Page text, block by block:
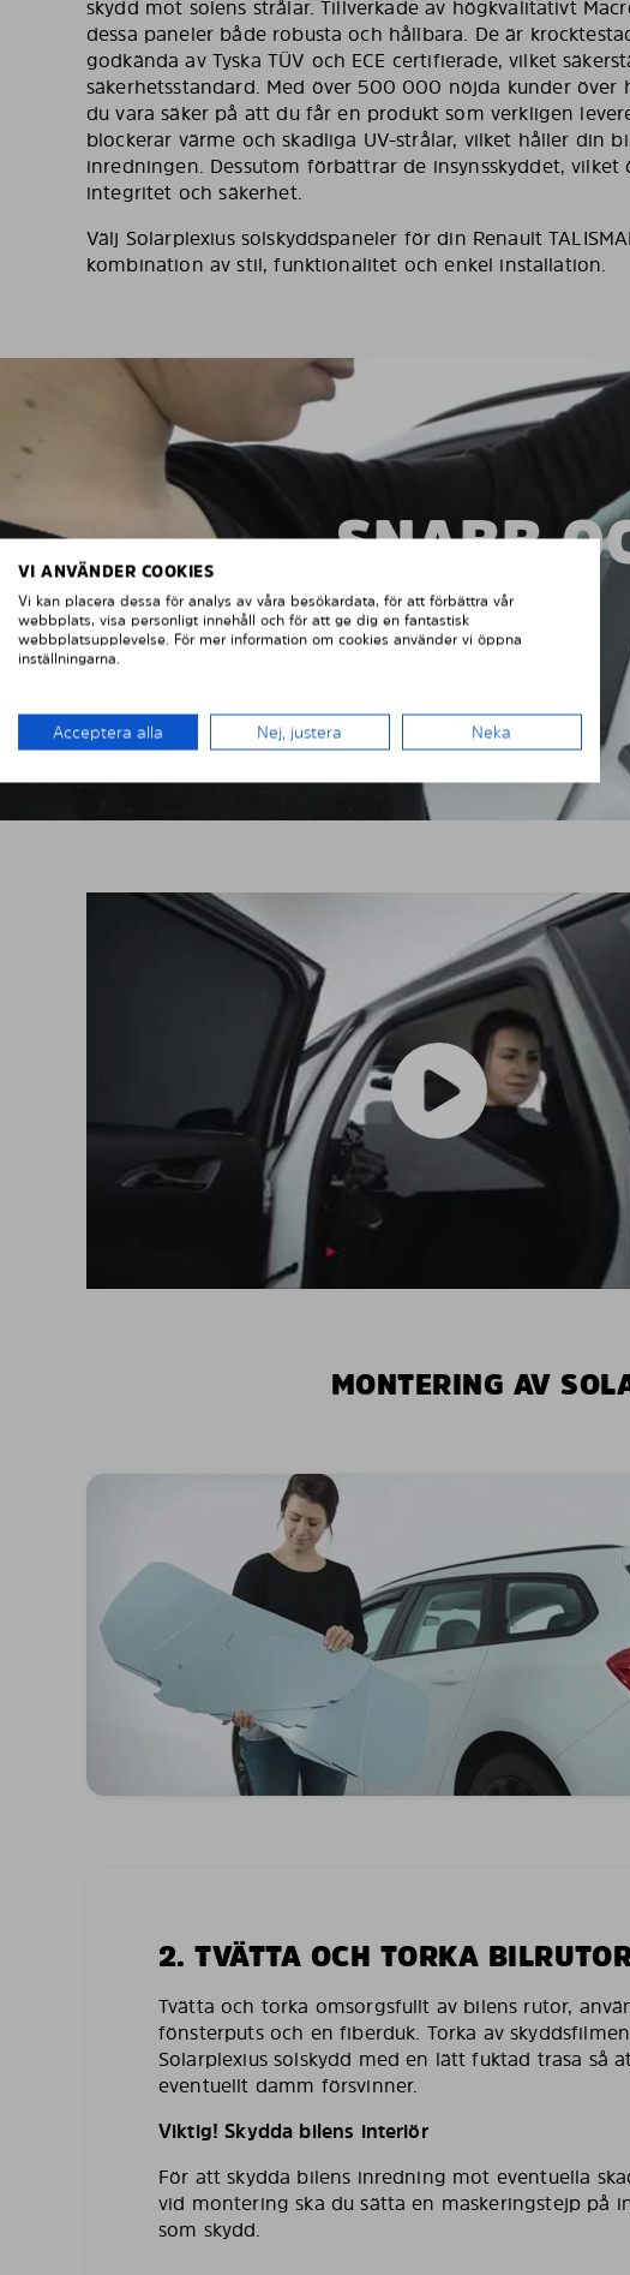
skydd mot solens strålar. Tillverkade av högkvalitativt
dessa paneler både robusta och hållbara. De är
godkända av Tyska TÜV och ECE certifierade, vilket
säkerhetsstandard. Med över 500 000 nöjda kunder över
du vara säker på att du får en produkt som verkligen
blockerar värme och skadliga UV-strålar, vilket håller din
inredningen. Dessutom förbättrar de insynsskyddet, vilket
integritet och säkerhet.
Välj Solarplexius solskyddspaneler för din Renault
kombination av stil, funktionalitet och enkel installation.
SNABB
MONTERING AV
2. TVÄTTA OCH TORKA
Tvätta och torka omsorgsfullt av bilens rutor,
fönsterputs och en fiberduk. Torka av
Solarplexius solskydd med en lätt fuktad trasa så
eventuellt damm försvinner.
Viktig! Skydda bilens interiör
För att skydda bilens inredning mot eventuella
vid montering ska du sätta en maskeringstejp på
som skydd.
VI ANVÄNDER COOKIES
Vi kan placera dessa för analys av våra besökardata, för att förbättra vår
webbplats, visa personligt innehåll och för att ge dig en fantastisk
webbplatsupplevelse. För mer information om cookies använder vi öppna
inställningarna.
Acceptera alla Nej, justera Neka